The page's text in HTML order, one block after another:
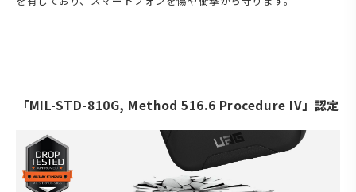
「MIL-STD-810G, Method 516.6 Procedure IV」認定